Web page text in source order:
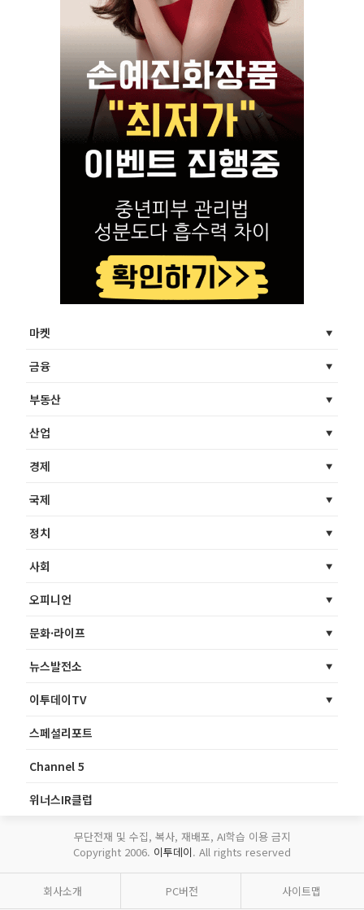
마켓
금융
부동산
산업
경제
국제
정치
사회
오피니언
문화·라이프
뉴스발전소
이투데이TV
스페셜리포트
Channel 5
위너스IR클럽
무단전재 및 수집, 복사, 재배포, AI학습 이용 금지
Copyright 2006. 이투데이. All rights reserved
회사소개 PC버전 사이트맵